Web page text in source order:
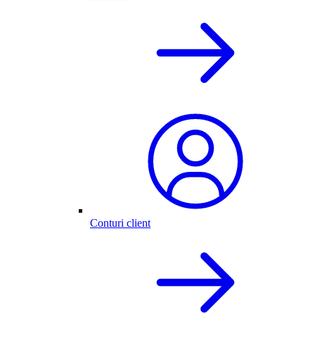
Conturi client